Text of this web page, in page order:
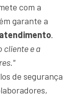
com a
garante a
atendimento.
cliente e a
de segurança